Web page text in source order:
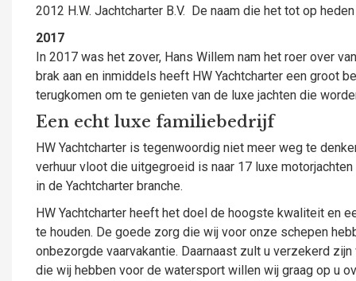
2012 H.W. Jachtcharter B.V. De naam die het tot op
2017
In 2017 was het zover, Hans Willem nam het roer over
brak aan en inmiddels heeft HW Yachtcharter een groot
terugkomen om te genieten van de luxe jachten die
Een echt luxe familiebedrijf
HW Yachtcharter is tegenwoordig niet meer weg te
verhuur vloot die uitgegroeid is naar 17 luxe
in de Yachtcharter branche.
HW Yachtcharter heeft het doel de hoogste kwaliteit en
te houden. De goede zorg die wij voor onze schepen
onbezorgde vaarvakantie. Daarnaast zult u verzekerd
die wij hebben voor de watersport willen wij graag op u